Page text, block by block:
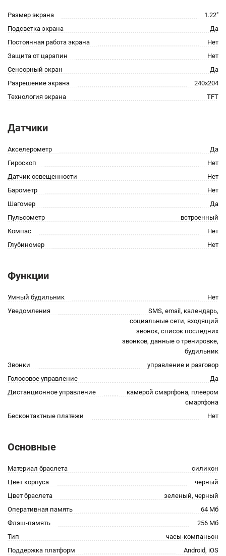
Размер экрана
1.22"
Подсветка экрана
Да
Постоянная работа экрана
Нет
Защита от царапин
Нет
Сенсорный экран
Да
Разрешение экрана
240x204
Технология экрана
TFT
Датчики
Акселерометр
Да
Гироскоп
Нет
Датчик освещенности
Нет
Барометр
Нет
Шагомер
Да
Пульсометр
встроенный
Компас
Нет
Глубиномер
Нет
Функции
Умный будильник
Нет
Уведомления
SMS, email, календарь,
социальные сети, входящий
звонок, список последних
звонков, данные о тренировке,
будильник
Звонки
управление и разговор
Голосовое управление
Да
Дистанционное управление
камерой смартфона, плеером
смартфона
Бесконтактные платежи
Нет
Основные
Материал браслета
силикон
Цвет корпуса
черный
Цвет браслета
зеленый, черный
Оперативная память
64 Мб
Флэш-память
256 Мб
Тип
часы-компаньон
Поддержка платформ
Android, iOS